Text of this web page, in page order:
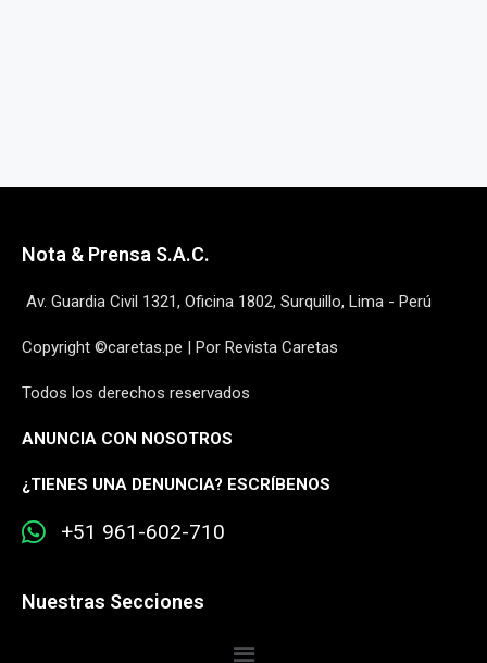
Nota & Prensa S.A.C.
Av. Guardia Civil 1321, Oficina 1802, Surquillo, Lima - Perú
Copyright ©caretas.pe | Por Revista Caretas
Todos los derechos reservados
ANUNCIA CON NOSOTROS
¿TIENES UNA DENUNCIA? ESCRÍBENOS
+51 961-602-710
Nuestras Secciones